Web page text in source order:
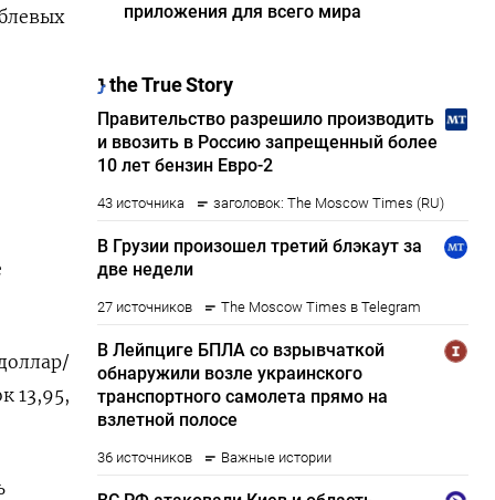
13,95,
приложения для всего мира